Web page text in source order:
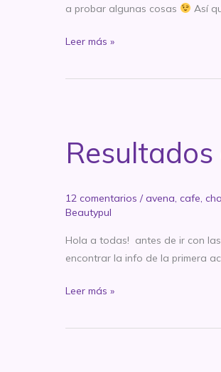
PARTE
a probar algunas cosas
Así
TAG:
5
para
este
Leer más »
12 comentarios /avena, cafe,
Beautypul
Hola a todas! antes de ir con
encontrar la info de la primera
Resultados
DESAFIO
Leer más »